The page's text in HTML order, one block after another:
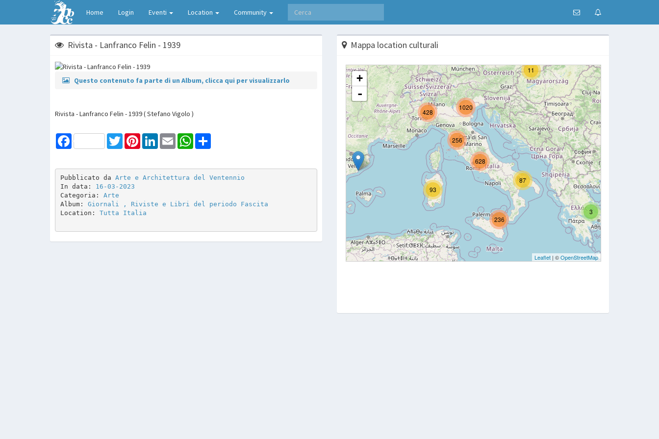
Home Login Eventi Location Community
Rivista - Lanfranco Felin - 1939
Questo contenuto fa parte di un Album, clicca qui per visualizzarlo
Rivista - Lanfranco Felin - 1939 ( Stefano Vigolo )
Facebook TwitterPinterestLinkedInEmail WhatsApp
Pubblicato da Arte e Architettura del Ventennio
In data: 16-03-2023
Categoria: Arte
Album: Giornali , Riviste e Libri del periodo Fascita
Location: Tutta Italia
Mappa location culturali